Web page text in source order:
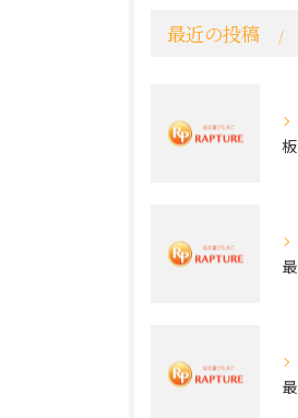
最近の投稿